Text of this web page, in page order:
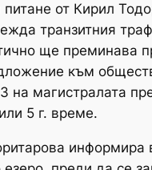
питане от Кирил
транзитния
ще преминава
към
на магистралата
5 г. време.
информира